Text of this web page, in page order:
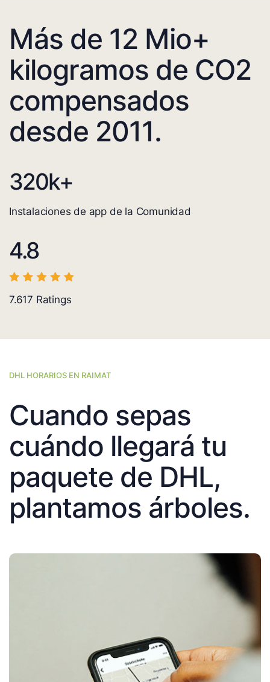
Más de 12 Mio+
kilogramos de CO2
compensados
desde 2011.
320k+
Instalaciones de app de la Comunidad
4.8
7.617 Ratings
DHL HORARIOS EN RAIMAT
Cuando sepas
cuándo llegará tu
paquete de DHL,
plantamos árboles.